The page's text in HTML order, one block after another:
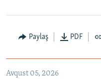
Paylaş PDF
Avqust 05, 2026